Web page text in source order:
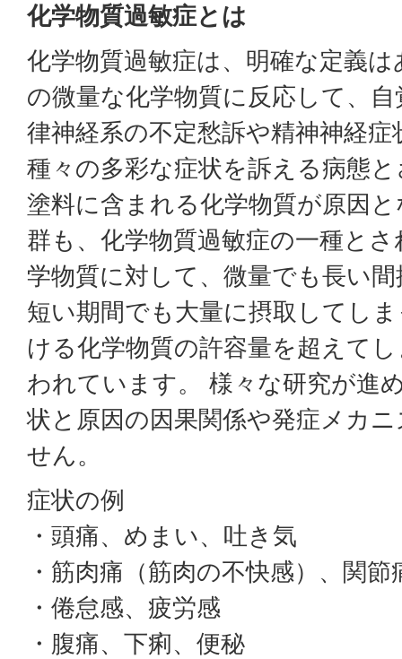
化学物質過敏症とは
化学物質過敏症は、明確な定義
の微量な化学物質に反応して、
律神経系の不定愁訴や精神神経
種々の多彩な症状を訴える病態
塗料に含まれる化学物質が原因
群も、化学物質過敏症の一種と
学物質に対して、微量でも長い
短い期間でも大量に摂取してし
ける化学物質の許容量を超えて
われています。 様々な研究が進
状と原因の因果関係や発症メカ
せん。
症状の例
・頭痛、めまい、吐き気
・筋肉痛（筋肉の不快感）、関節
・倦怠感、疲労感
・腹痛、下痢、便秘